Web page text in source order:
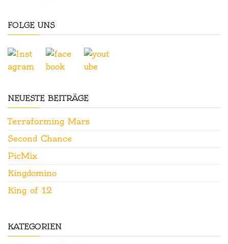
FOLGE UNS
NEUESTE BEITRÄGE
Terraforming Mars
Second Chance
PicMix
Kingdomino
King of 12
KATEGORIEN